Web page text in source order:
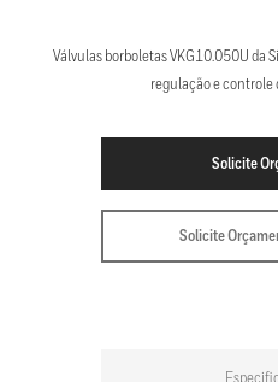
Válvulas borboletas VKG10.050U da
regulação e controle
Solicite
Solicite